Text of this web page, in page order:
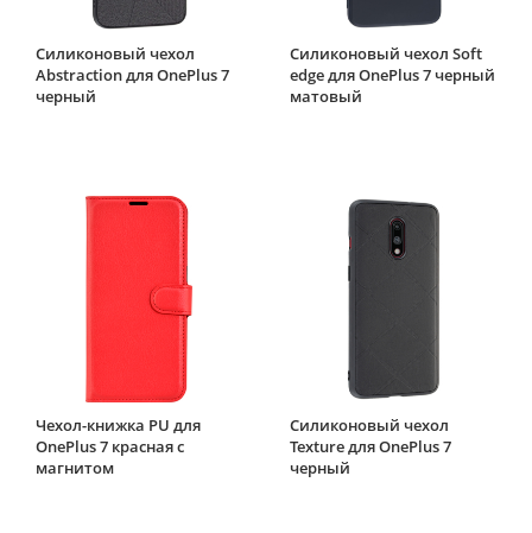
Силиконовый чехол
Abstraction для OnePlus 7
черный
Силиконовый чехол Soft
edge для OnePlus 7 черный
матовый
Чехол-книжка PU для
OnePlus 7 красная с
магнитом
Силиконовый чехол
Texture для OnePlus 7
черный